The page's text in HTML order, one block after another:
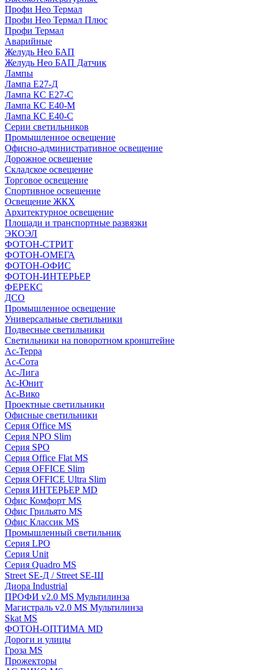
Профи Нео Термал
Профи Нео Термал Плюс
Профи Термал
Аварийные
Желудь Нео БАП
Желудь Нео БАП Датчик
Лампы
Лампа Е27-Д
Лампа КС Е27-С
Лампа КС Е40-М
Лампа КС Е40-С
Серии светильников
Промышленное освещение
Офисно-административное освещение
Дорожное освещение
Складское освещение
Торговое освещение
Спортивное освещение
Освещение ЖКХ
Архитектурное освещение
Площади и транспортные развязки
ЭКОЭЛ
ФОТОН-СТРИТ
ФОТОН-ОМЕГА
ФОТОН-ОФИС
ФОТОН-ИНТЕРЬЕР
ФЕРЕКС
ДСО
Промышленное освещение
Универсальные светильники
Подвесные светильники
Светильники на поворотном кронштейне
Ас-Терра
Ас-Сота
Ас-Лига
Ас-Юнит
Ас-Вико
Проектные светильники
Офисные светильники
Серия Office MS
Серия NPO Slim
Серия SPO
Серия Office Flat MS
Серия OFFICE Slim
Серия OFFICE Ultra Slim
Серия ИНТЕРЬЕР MD
Офис Комфорт MS
Офис Грильято MS
Офис Классик MS
Промышленный светильник
Серия LPO
Серия Unit
Серия Quadro MS
Street SE-Д / Street SE-Ш
Диора Industrial
ПРОФИ v2.0 MS Мультилинза
Магистраль v2.0 MS Мультилинза
Skat MS
ФОТОН-ОПТИМА MD
Дороги и улицы
Гроза MS
Прожекторы